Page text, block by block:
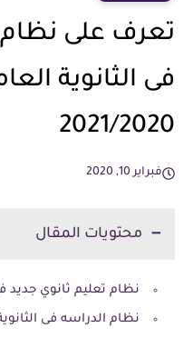
تعرف على نظام
فى الثانوية
2021/2020
فبراير 10, 2020
محتويات المقال
نظام تعليم ثانوي جديد في
نظام الدراسه فى الثانوية